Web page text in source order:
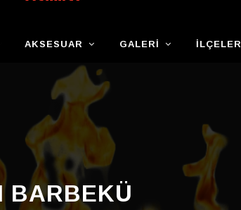
AKSESUAR GALERI İLÇELER
BARBEKÜ